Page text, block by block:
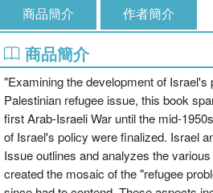
商品簡介 作者簡介
商品簡介
"Examining the development of Israel's
Palestinian refugee issue, this book
first Arab-Israeli War until the mid-
of Israel's policy were finalized. Israel
Issue outlines and analyzes the
created the mosaic of the "refugee